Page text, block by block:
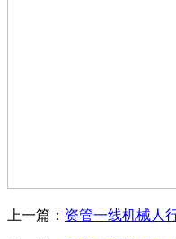
上一篇： 资管一线机械人